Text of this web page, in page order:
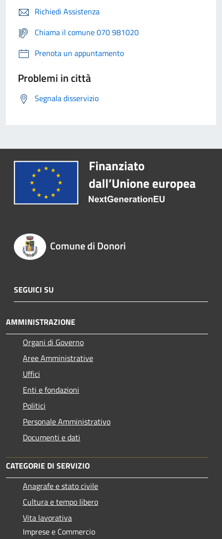
Richiedi Assistenza
Chiama il comune 070 981020
Prenota un appuntamento
Problemi in città
Segnala disservizio
Comune di Donori
SEGUICI SU
AMMINISTRAZIONE
Organi di Governo
Aree Amministrative
Uffici
Enti e fondazioni
Politici
Personale Amministrativo
Documenti e dati
CATEGORIE DI SERVIZIO
Anagrafe e stato civile
Cultura e tempo libero
Vita lavorativa
Imprese e Commercio